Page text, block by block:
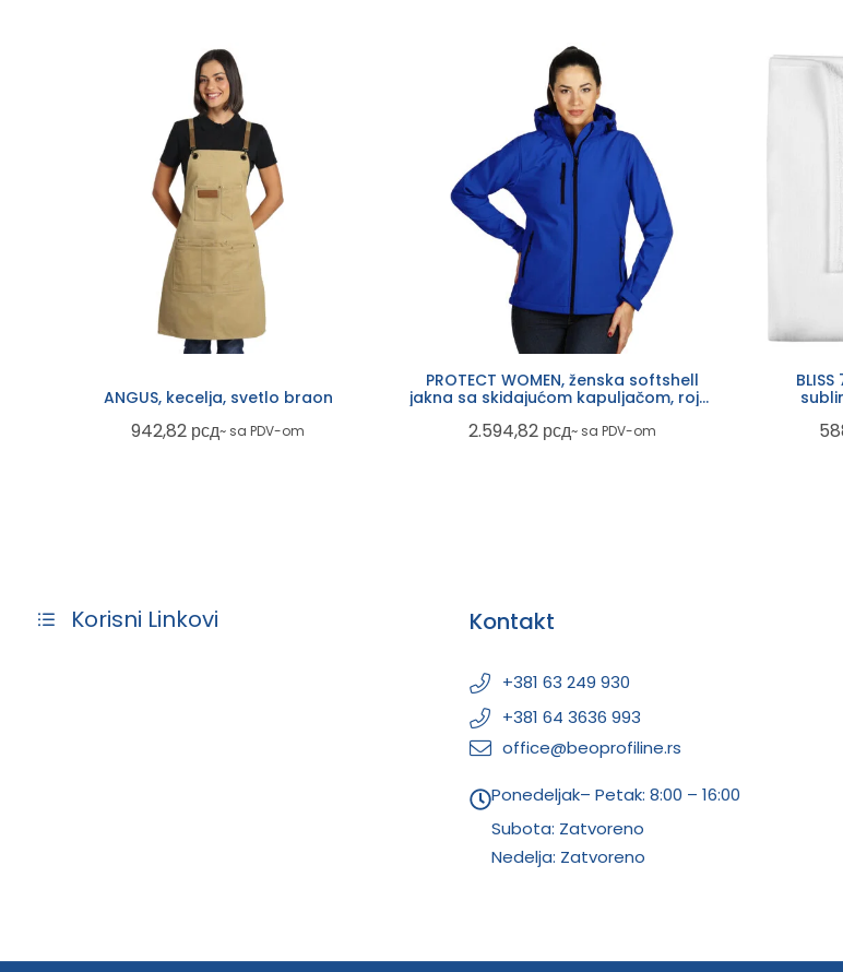
ANGUS, kecelja, svetlo braon
942,82 рсд~ sa PDV-om
PROTECT WOMEN, ženska softshell
jakna sa skidajućom kapuljačom, rojal
2.594,82 рсд~ sa PDV-om
Korisni Linkovi Kontakt
+381 63 249 930
+381 64 3636 993
office@beoprofiline.rs
Ponedeljak– Petak: 8:00 – 16:00
Subota: Zatvoreno
Nedelja: Zatvoreno